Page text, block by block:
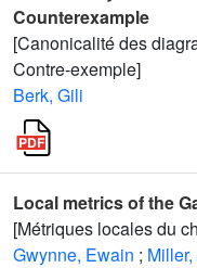
Counterexample
[Canonicalité des
Contre-exemple]
Berk, Gili
Local metrics of the
[Métriques locales du
Gwynne, Ewain ;